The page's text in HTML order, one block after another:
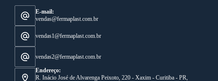
E-mail:
vendas@fermaplast.com.br
vendas1@fermaplast.com.br
vendas2@fermaplast.com.br
Endereço:
R. Inácio José de Alvarenga Peixoto, 220 - Xaxim - Curitiba - PR,